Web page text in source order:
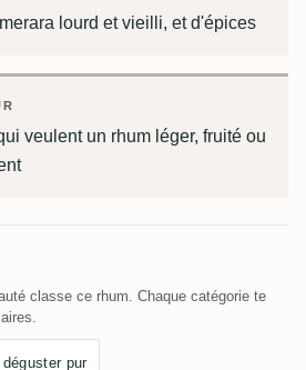
lourd et vieilli, et d'épices
veulent un rhum léger, fruité ou
classe ce rhum. Chaque catégorie te
pur